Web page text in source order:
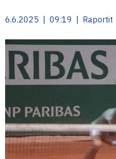
6.6.2025 | 09:19 | Raportit